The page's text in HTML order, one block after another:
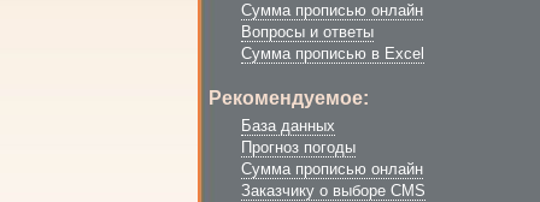
Сумма прописью онлайн
Вопросы и ответы
Сумма прописью в Excel
Рекомендуемое:
База данных
Прогноз погоды
Сумма прописью онлайн
Заказчику о выборе CMS